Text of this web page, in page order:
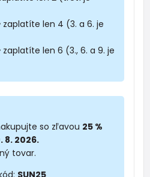
zaplatíte len 4 (3. a 6. je
len 6 (3., 6. a 9. je
so zľavou 25 %
8. 2026.
tovar.
SUN25